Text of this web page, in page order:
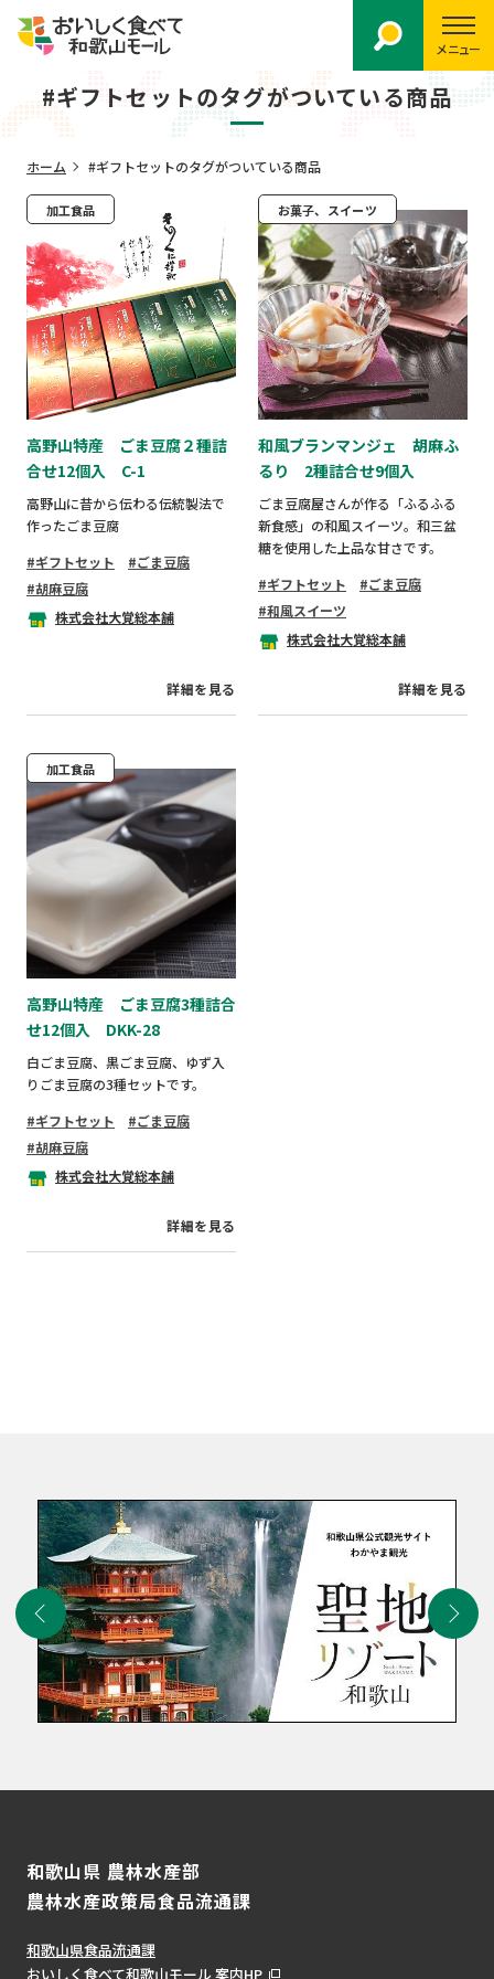
メニュー
#ギフトセットのタグがついている商品
ホーム #ギフトセットのタグがついている商品
加工食品
高野山特産 ごま豆腐２種詰
合せ12個入 C-1
高野山に昔から伝わる伝統製法で
作ったごま豆腐
ギフトセット
ごま豆腐
胡麻豆腐
株式会社大覚総本舗
詳細を見る
お菓子、スイーツ
和風ブランマンジェ 胡麻ふ
るり 2種詰合せ9個入
ごま豆腐屋さんが作る「ふるふる
新食感」の和風スイーツ。和三盆
糖を使用した上品な甘さです。
ギフトセット
ごま豆腐
和風スイーツ
株式会社大覚総本舗
詳細を見る
加工食品
高野山特産 ごま豆腐3種詰合
せ12個入 DKK-28
白ごま豆腐、黒ごま豆腐、ゆず入
りごま豆腐の3種セットです。
ギフトセット
ごま豆腐
胡麻豆腐
株式会社大覚総本舗
詳細を見る
和歌山県 農林水産部
農林水産政策局食品流通課
和歌山県食品流通課
おいしく食べて和歌山モール 案内HP